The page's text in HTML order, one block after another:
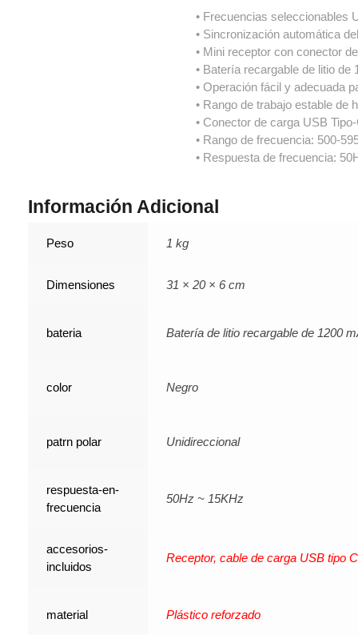
• Frecuencias seleccionables
• Sincronización automática
• Mini receptor con conector
• Batería recargable de litio
• Operación fácil y adecuada
• Rango de trabajo estable de
• Conector de carga USB
• Rango de frecuencia: 500-
• Respuesta de frecuencia:
Información Adicional
Peso 1 kg
Dimensiones 31 × 20 × 6 cm
bateria Batería de litio recargable de 1200
color Negro
patrn polar Unidireccional
respuesta-en-
frecuencia
50Hz ~ 15KHz
accesorios-
incluidos
Receptor, cable de carga USB tipo C
material Plástico reforzado